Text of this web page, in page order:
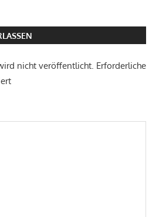
nicht veröffentlicht. Erforderliche